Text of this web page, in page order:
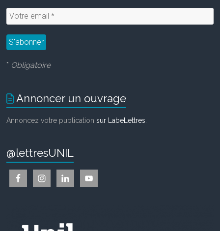
* Obligatoire
Annoncer un ouvrage
Annoncez votre publicationsur LabeLettres
@lettresUNIL